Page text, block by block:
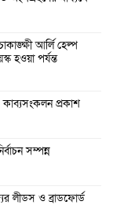
আর্লি হেল্প
হওয়া পর্যন্ত
কাব্যসংকলন প্রকাশ
সম্পন্ন
লীডস ও ব্রাডফোর্ড